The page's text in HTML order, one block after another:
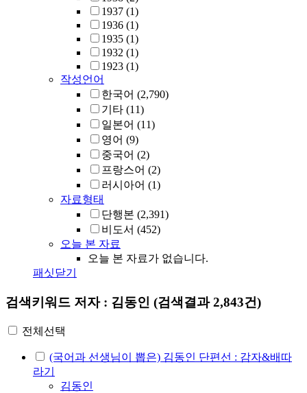
1937 (1)
1936 (1)
1935 (1)
1932 (1)
1923 (1)
작성언어
한국어 (2,790)
기타 (11)
일본어 (11)
영어 (9)
중국어 (2)
프랑스어 (2)
러시아어 (1)
자료형태
단행본 (2,391)
비도서 (452)
오늘 본 자료
오늘 본 자료가 없습니다.
패싯닫기
검색키워드 저자 : 김동인 (검색결과 2,843건)
전체선택
(국어과 선생님이 뽑은) 김동인 단편선 : 감자&배따
라기
김동인